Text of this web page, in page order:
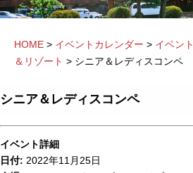
HOME > イベントカレンダー > イベント
＆リゾート > シニア＆レディスコンペ
シニア＆レディスコンペ
イベント詳細
日付: 2022年11月25日